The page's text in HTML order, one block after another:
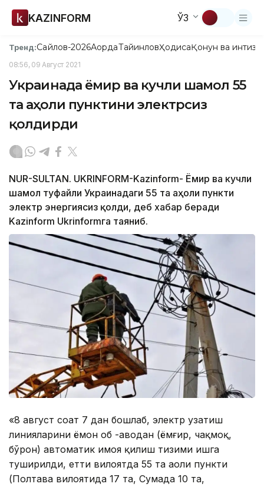
KAZINFORM ЎЗ
Тренд:Сайлов-2026АқордаТайинловҲодисаҚонун ва
08:56, 09 Август 2021
Украинада ёмғир ва кучли шамол 55
та аҳоли пунктини электрсиз
қолдирди
NUR-SULTAN. UKRINFORM-Kazinform- Ёмғир ва кучли
шамол туфайли Украинадаги 55 та аҳоли пункти
электр энергиясиз қолди, деб хабар беради
Kazinform Ukrinformга таяниб.
«8 август соат 7 дан бошлаб, электр узатиш
линияларини ёмон об -ҳаводан (ёмғир, чақмоқ,
бўрон) автоматик ҳимоя қилиш тизими ишга
туширилди, етти вилоятда 55 та аҳоли пункти
(Полтава вилоятида 17 та, Сумада 10 та,